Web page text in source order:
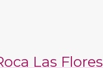
Las Flores